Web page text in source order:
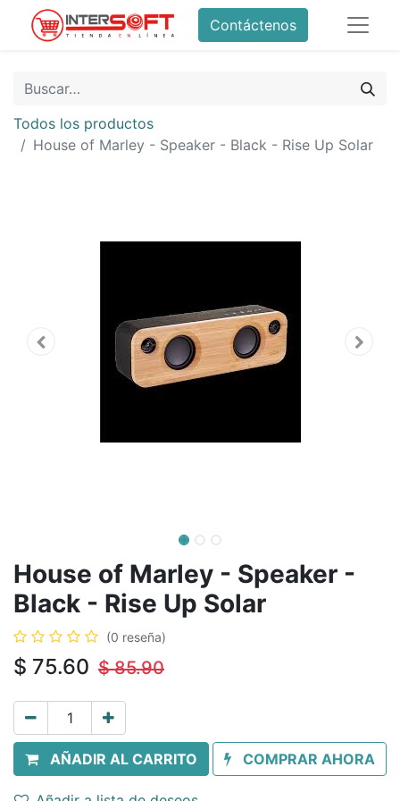
Contáctenos
Todos los productos
House of Marley - Speaker - Black - Rise Up Solar
House of Marley - Speaker -
Black - Rise Up Solar
(0 reseña)
$ 75.60 $85.90
AÑADIR AL CARRITO COMPRAR AHORA